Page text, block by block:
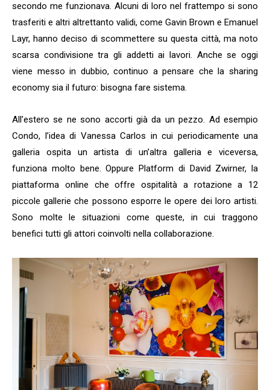
secondo me funzionava. Alcuni di loro nel frattempo si sono
trasferiti e altri altrettanto validi, come Gavin Brown e Emanuel
Layr, hanno deciso di scommettere su questa città, ma noto
scarsa condivisione tra gli addetti ai lavori. Anche se oggi
viene messo in dubbio, continuo a pensare che la sharing
economy sia il futuro: bisogna fare sistema.
All’estero se ne sono accorti già da un pezzo. Ad esempio
Condo, l’idea di Vanessa Carlos in cui periodicamente una
galleria ospita un artista di un’altra galleria e viceversa,
funziona molto bene. Oppure Platform di David Zwirner, la
piattaforma online che offre ospitalità a rotazione a 12
piccole gallerie che possono esporre le opere dei loro artisti.
Sono molte le situazioni come queste, in cui traggono
benefici tutti gli attori coinvolti nella collaborazione.